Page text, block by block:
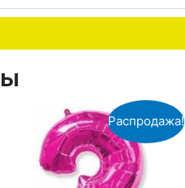
Распродажа!